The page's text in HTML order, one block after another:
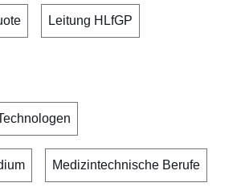
Leitung HLfGP
Medizintechnische Berufe